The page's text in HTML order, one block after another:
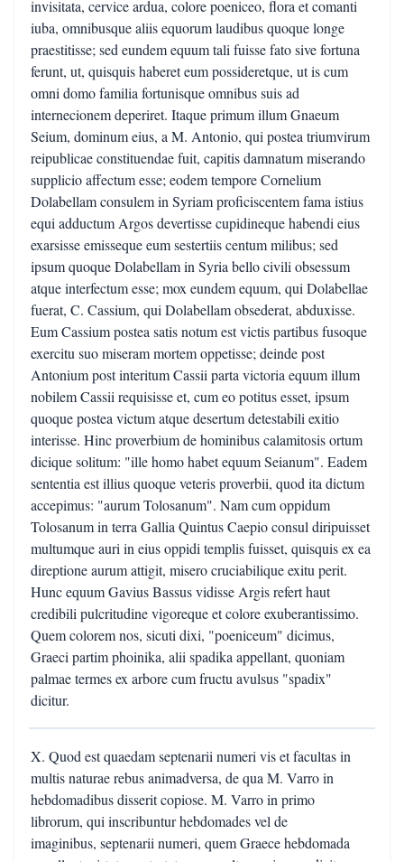
invisitata, cervice ardua, colore poeniceo, flora et comanti
iuba, omnibusque aliis equorum laudibus quoque longe
praestitisse; sed eundem equum tali fuisse fato sive fortuna
ferunt, ut, quisquis haberet eum possideretque, ut is cum
omni domo familia fortunisque omnibus suis ad
internecionem deperiret. Itaque primum illum Gnaeum
Seium, dominum eius, a M. Antonio, qui postea triumvirum
reipublicae constituendae fuit, capitis damnatum miserando
supplicio affectum esse; eodem tempore Cornelium
Dolabellam consulem in Syriam proficiscentem fama istius
equi adductum Argos devertisse cupidineque habendi eius
exarsisse emisseque eum sestertiis centum milibus; sed
ipsum quoque Dolabellam in Syria bello civili obsessum
atque interfectum esse; mox eundem equum, qui Dolabellae
fuerat, C. Cassium, qui Dolabellam obsederat, abduxisse.
Eum Cassium postea satis notum est victis partibus fusoque
exercitu suo miseram mortem oppetisse; deinde post
Antonium post interitum Cassii parta victoria equum illum
nobilem Cassii requisisse et, cum eo potitus esset, ipsum
quoque postea victum atque desertum detestabili exitio
interisse. Hinc proverbium de hominibus calamitosis ortum
dicique solitum: "ille homo habet equum Seianum". Eadem
sententia est illius quoque veteris proverbii, quod ita dictum
accepimus: "aurum Tolosanum". Nam cum oppidum
Tolosanum in terra Gallia Quintus Caepio consul diripuisset
multumque auri in eius oppidi templis fuisset, quisquis ex ea
direptione aurum attigit, misero cruciabilique exitu perit.
Hunc equum Gavius Bassus vidisse Argis refert haut
credibili pulcritudine vigoreque et colore exuberantissimo.
Quem colorem nos, sicuti dixi, "poeniceum" dicimus,
Graeci partim phoinika, alii spadika appellant, quoniam
palmae termes ex arbore cum fructu avulsus "spadix"
dicitur.
X. Quod est quaedam septenarii numeri vis et facultas in
multis naturae rebus animadversa, de qua M. Varro in
hebdomadibus disserit copiose. M. Varro in primo
librorum, qui inscribuntur hebdomades vel de
imaginibus, septenarii numeri, quem Graece hebdomada